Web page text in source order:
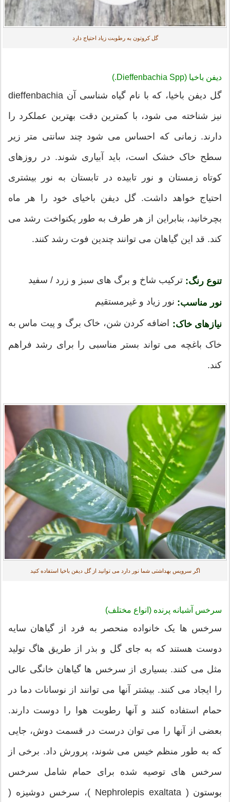
گل کروتون به رطوبت زیاد احتیاج دارد
دیفن باخیا (Dieffenbachia Spp.)
گل دیفن باخیا، که با نام گیاه شناسی آن dieffenbachia
نیز شناخته می شود، با کمترین دقت بهترین عملکرد را
دارند. زمانی که احساس می شود چند سانتی متر زیر
سطح خاک خشک است، باید آبیاری شوند. در روزهای
کوتاه زمستان و نور تابیده در تابستان به نور بیشتری
احتیاج خواهد داشت. گل دیفن باخیای خود را هر ماه
بچرخانید، بنابراین از هر طرف به طور یکنواخت رشد می
کند. قد این گیاهان می توانند چندین فوت رشد کنند.
تنوع رنگ: ترکیب شاخ و برگ های سبز و زرد / سفید
نور مناسب: نور زیاد و غیرمستقیم
نیازهای خاک: اضافه کردن شن، خاک برگ و پیت ماس به
خاک باغچه می تواند بستر مناسبی را برای رشد فراهم
کند.
اگر سرویس بهداشتی شما نور دارد می توانید از گل دیفن باخیا استفاده کنید
سرخس آشیانه پرنده (انواع مختلف)
سرخس ها یک خانواده منحصر به فرد از گیاهان سایه
دوست هستند که به جای گل و بذر از طریق هاگ تولید
مثل می کنند. بسیاری از سرخس ها گیاهان خانگی عالی
را ایجاد می کنند. بیشتر آنها می توانند از نوسانات دما در
حمام استفاده کنند و آنها رطوبت هوا را دوست دارند.
بعضی از آنها را می توان درست در قسمت دوش، جایی
که به طور منظم خیس می شوند، پرورش داد. برخی از
سرخس های توصیه شده برای حمام شامل سرخس
بوستون ( Nephrolepis exaltata )، سرخس دوشیزه (